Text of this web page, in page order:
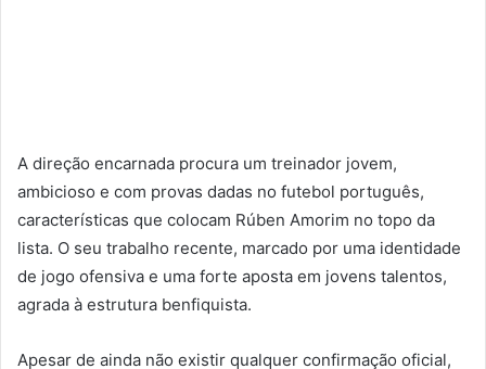
A direção encarnada procura um treinador jovem,
ambicioso e com provas dadas no futebol português,
características que colocam Rúben Amorim no topo da
lista. O seu trabalho recente, marcado por uma identidade
de jogo ofensiva e uma forte aposta em jovens talentos,
agrada à estrutura benfiquista.
Apesar de ainda não existir qualquer confirmação oficial,